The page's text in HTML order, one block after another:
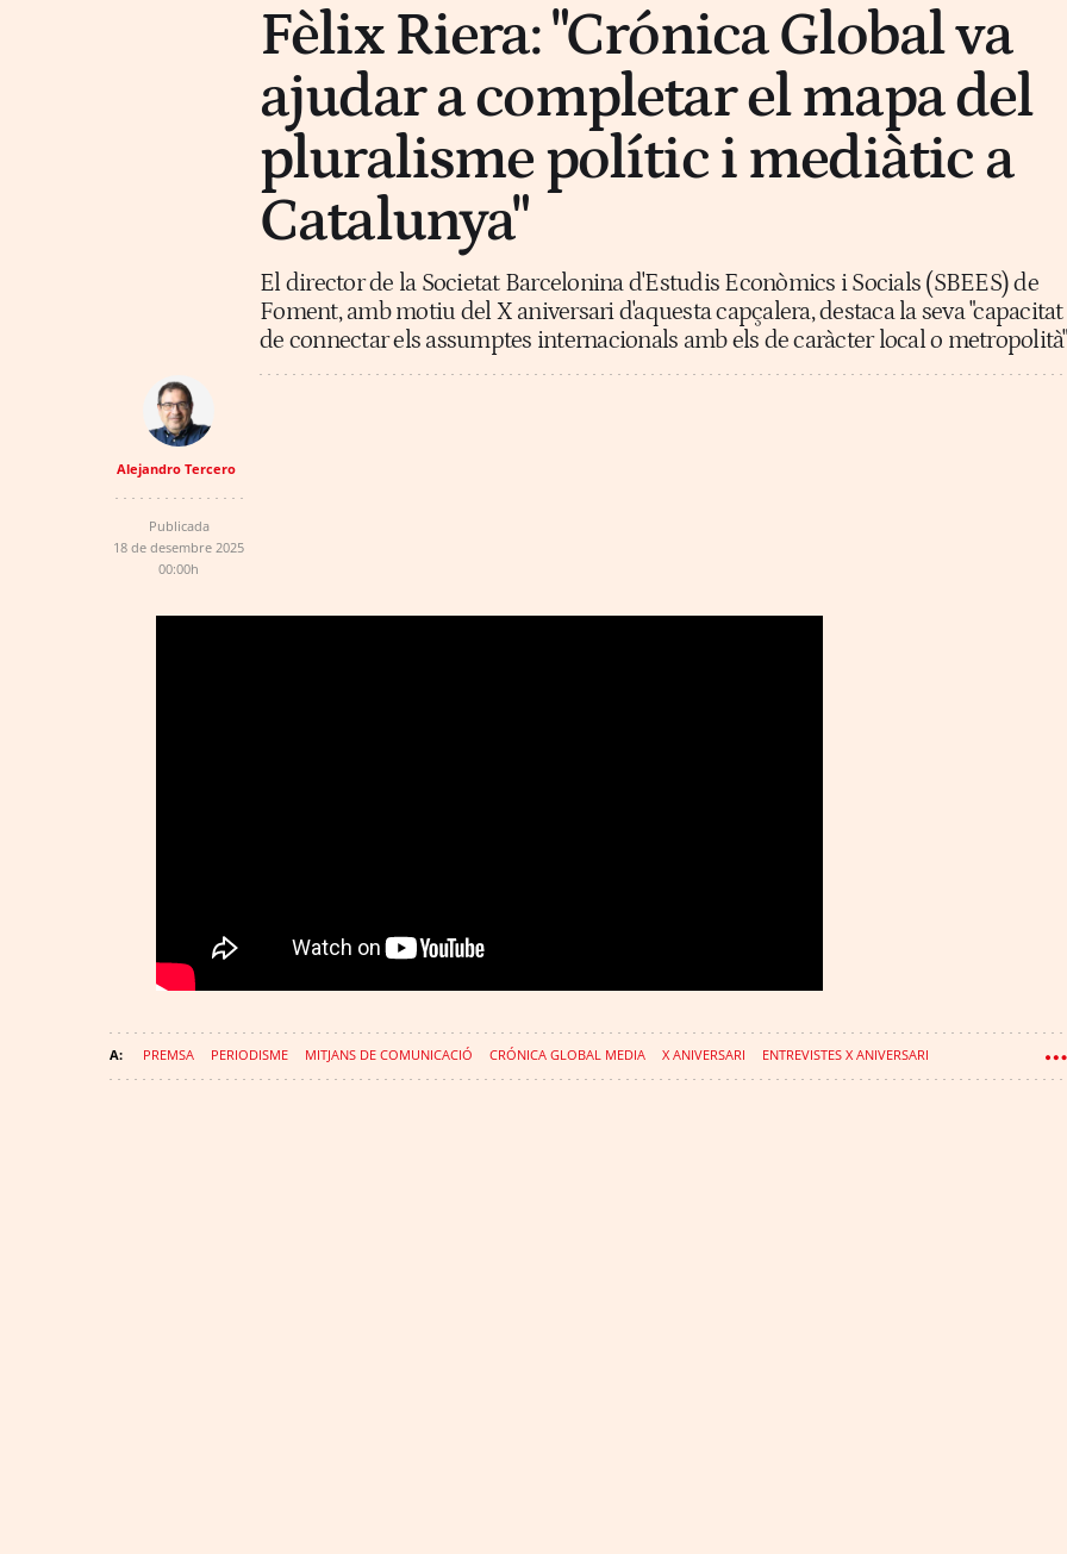
Fèlix Riera: "Crónica Global va
ajudar a completar el mapa del
pluralisme polític i mediàtic a
Catalunya"
El director de la Societat Barcelonina d'Estudis Econòmics i Socials (SBEES) de
Foment, amb motiu del X aniversari d'aquesta capçalera, destaca la seva "capacitat
de connectar els assumptes internacionals amb els de caràcter local o metropolità"
Alejandro Tercero
Publicada
18 de desembre 2025
00:00h
PREMSA PERIODISME MITJANS DE COMUNICACIÓ CRÓNICA GLOBAL MEDIA X ANIVERSARI ENTREVISTES X ANIVERSARI